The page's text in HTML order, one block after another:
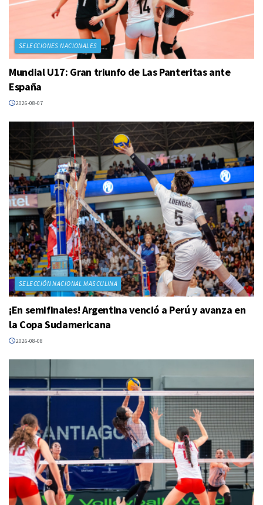
SELECCIONES NACIONALES
Mundial U17: Gran triunfo de Las Panteritas ante
España
2026-08-07
SELECCIÓN NACIONAL MASCULINA
¡En semifinales! Argentina venció a Perú y avanza en
la Copa Sudamericana
2026-08-08